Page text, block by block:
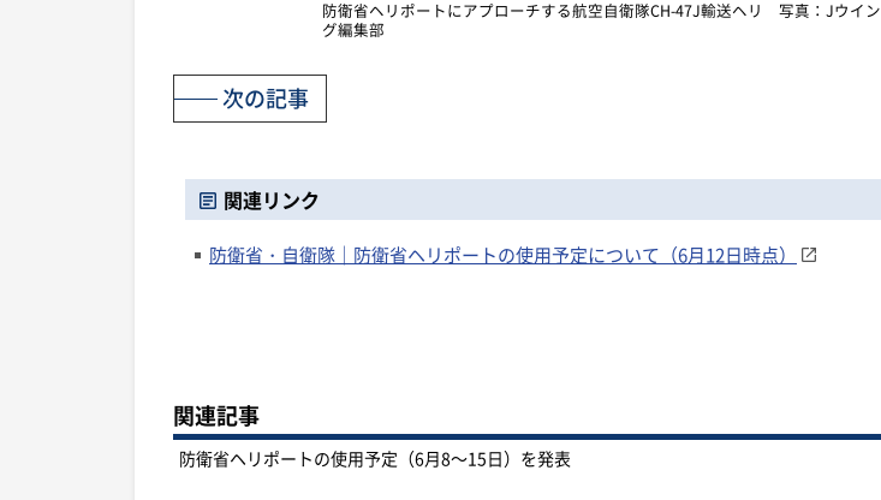
防衛省ヘリポートにアプローチする航空自衛隊CH-47J輸送ヘリ 写真：Jウイン
グ編集部
次の記事
関連リンク
防衛省・自衛隊｜防衛省ヘリポートの使用予定について（6月12日時点）
関連記事
防衛省ヘリポートの使用予定（6月8～15日）を発表